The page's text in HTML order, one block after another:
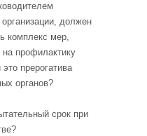
должен
комплекс мер,
профилактику
прерогатива
органов?
срок при